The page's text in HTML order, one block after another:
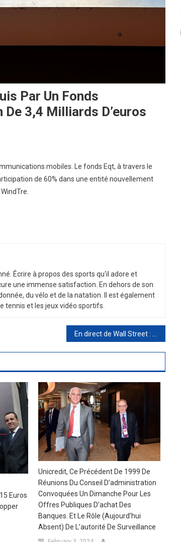
Par Un Fonds
3,4 Milliards D’euros
mobiles. Le fonds Eqt, à travers le
de 60% dans une entité nouvellement
né Écrire à propos des sports qu‘il adore et
une immense satisfaction En dehors de son
née, du vé lo etde la natation estégal ement
le tennis et les jeuxvidéo sportifs
Euros
Unicredit, Ce Précédent De 1999 De
Réunions Du Conseil D’administration
Convoquées Un Dimanche Pour Les
Offres Publiques D’achat Des
Banques. Et Le Rôle (aujourd’hui
Absent) De L’autorité De Surveillance